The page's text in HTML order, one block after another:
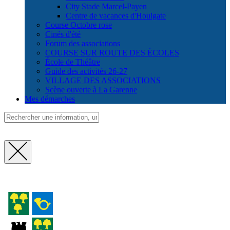
City Stade Marcel-Payen
Centre de vacances d'Houlgate
Course Octobre rose
Cinés d'été
Forum des associations
COURSE SUR ROUTE DES ÉCOLES
École de Théâtre
Guide des activités 26-27
VILLAGE DES ASSOCIATIONS
Scène ouverte à La Garenne
Mes démarches
Fermer